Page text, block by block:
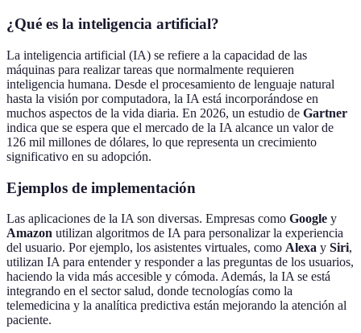
¿Qué es la inteligencia artificial?
La inteligencia artificial (IA) se refiere a la capacidad de las
máquinas para realizar tareas que normalmente requieren
inteligencia humana. Desde el procesamiento de lenguaje natural
hasta la visión por computadora, la IA está incorporándose en
muchos aspectos de la vida diaria. En 2026, un estudio de Gartner
indica que se espera que el mercado de la IA alcance un valor de
126 mil millones de dólares, lo que representa un crecimiento
significativo en su adopción.
Ejemplos de implementación
Las aplicaciones de la IA son diversas. Empresas como Google y
Amazon utilizan algoritmos de IA para personalizar la experiencia
del usuario. Por ejemplo, los asistentes virtuales, como Alexa y Siri,
utilizan IA para entender y responder a las preguntas de los usuarios,
haciendo la vida más accesible y cómoda. Además, la IA se está
integrando en el sector salud, donde tecnologías como la
telemedicina y la analítica predictiva están mejorando la atención al
paciente.